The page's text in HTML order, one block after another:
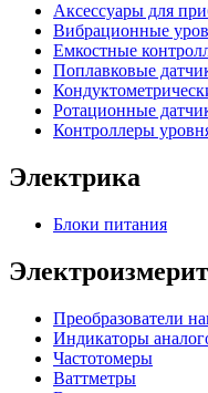
Аксессуары для
Вибрационные
Емкостные
Поплавковые
Ротационные
Контроллеры
Электрика
Блоки питания
Преобразователи
Индикаторы
Частотомеры
Ваттметры